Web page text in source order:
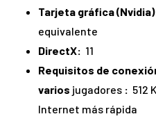
Tarjeta gráfica
equivalente
DirectX: 11
Requisitos de
varios jugadores : 512
Internet más rápida